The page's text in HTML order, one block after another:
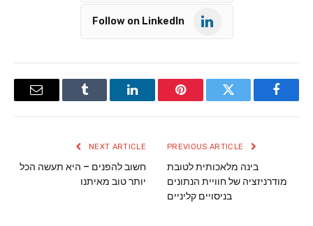
Follow on LinkedIn
Facebook
Twitter
Pinterest
LinkedIn
Tumblr
Email
בינה מלאכותית לטובת
מודרניזציה של חוויית הנתונים
בניסויים קליניים
NEXT ARTICLE
חשוב להפנים – היא תעשה הכל
יותר טוב מאיתנו